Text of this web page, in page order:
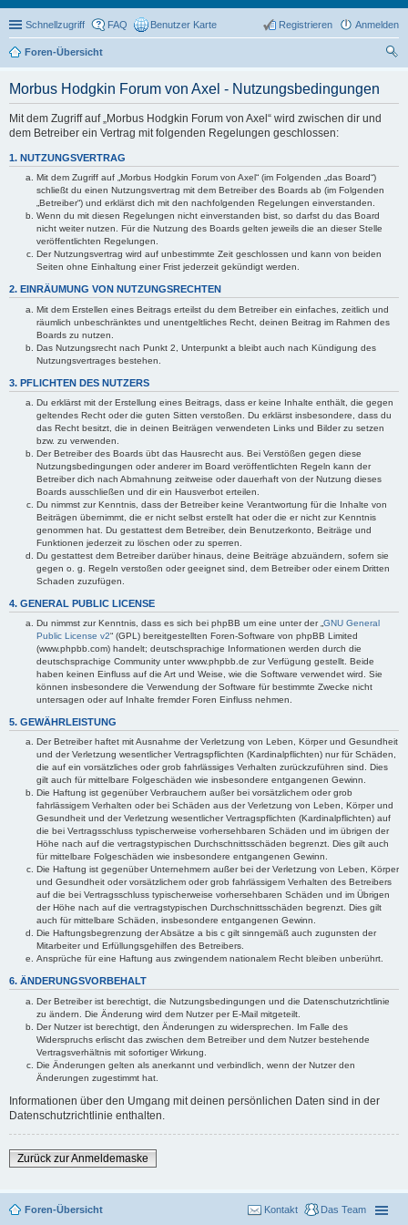
Schnellzugriff FAQ Benutzer Karte Anmelden
Registrieren
Foren-Übersicht
Morbus Hodgkin Forum von Axel - Nutzungsbedingungen
Mit dem Zugriff auf „Morbus Hodgkin Forum von Axel“ wird zwischen dir und
dem Betreiber ein Vertrag mit folgenden Regelungen geschlossen:
1. NUTZUNGSVERTRAG
Mit dem Zugriff auf „Morbus Hodgkin Forum von Axel“ (im Folgenden „das Board“)
schließt du einen Nutzungsvertrag mit dem Betreiber des Boards ab (im Folgenden
„Betreiber“) und erklärst dich mit den nachfolgenden Regelungen einverstanden.
Wenn du mit diesen Regelungen nicht einverstanden bist, so darfst du das Board
nicht weiter nutzen. Für die Nutzung des Boards gelten jeweils die an dieser Stelle
veröffentlichten Regelungen.
Der Nutzungsvertrag wird auf unbestimmte Zeit geschlossen und kann von beiden
Seiten ohne Einhaltung einer Frist jederzeit gekündigt werden.
2. EINRÄUMUNG VON NUTZUNGSRECHTEN
Mit dem Erstellen eines Beitrags erteilst du dem Betreiber ein einfaches, zeitlich und
räumlich unbeschränktes und unentgeltliches Recht, deinen Beitrag im Rahmen des
Boards zu nutzen.
Das Nutzungsrecht nach Punkt 2, Unterpunkt a bleibt auch nach Kündigung des
Nutzungsvertrages bestehen.
3. PFLICHTEN DES NUTZERS
Du erklärst mit der Erstellung eines Beitrags, dass er keine Inhalte enthält, die gegen
geltendes Recht oder die guten Sitten verstoßen. Du erklärst insbesondere, dass du
das Recht besitzt, die in deinen Beiträgen verwendeten Links und Bilder zu setzen
bzw. zu verwenden.
Der Betreiber des Boards übt das Hausrecht aus. Bei Verstößen gegen diese
Nutzungsbedingungen oder anderer im Board veröffentlichten Regeln kann der
Betreiber dich nach Abmahnung zeitweise oder dauerhaft von der Nutzung dieses
Boards ausschließen und dir ein Hausverbot erteilen.
Du nimmst zur Kenntnis, dass der Betreiber keine Verantwortung für die Inhalte von
Beiträgen übernimmt, die er nicht selbst erstellt hat oder die er nicht zur Kenntnis
genommen hat. Du gestattest dem Betreiber, dein Benutzerkonto, Beiträge und
Funktionen jederzeit zu löschen oder zu sperren.
Du gestattest dem Betreiber darüber hinaus, deine Beiträge abzuändern, sofern sie
gegen o. g. Regeln verstoßen oder geeignet sind, dem Betreiber oder einem Dritten
Schaden zuzufügen.
4. GENERAL PUBLIC LICENSE
Du nimmst zur Kenntnis, dass es sich bei phpBB um eine unter der „ GNU General
Public License v2“ (GPL) bereitgestellten Foren-Software von phpBB Limited
(www.phpbb.com) handelt; deutschsprachige Informationen werden durch die
deutschsprachige Community unter www.phpbb.de zur Verfügung gestellt. Beide
haben keinen Einfluss auf die Art und Weise, wie die Software verwendet wird. Sie
können insbesondere die Verwendung der Software für bestimmte Zwecke nicht
untersagen oder auf Inhalte fremder Foren Einfluss nehmen.
5. GEWÄHRLEISTUNG
Der Betreiber haftet mit Ausnahme der Verletzung von Leben, Körper und Gesundheit
und der Verletzung wesentlicher Vertragspflichten (Kardinalpflichten) nur für Schäden,
die auf ein vorsätzliches oder grob fahrlässiges Verhalten zurückzuführen sind. Dies
gilt auch für mittelbare Folgeschäden wie insbesondere entgangenen Gewinn.
Die Haftung ist gegenüber Verbrauchern außer bei vorsätzlichem oder grob
fahrlässigem Verhalten oder bei Schäden aus der Verletzung von Leben, Körper und
Gesundheit und der Verletzung wesentlicher Vertragspflichten (Kardinalpflichten) auf
die bei Vertragsschluss typischerweise vorhersehbaren Schäden und im übrigen der
Höhe nach auf die vertragstypischen Durchschnittsschäden begrenzt. Dies gilt auch
für mittelbare Folgeschäden wie insbesondere entgangenen Gewinn.
Die Haftung ist gegenüber Unternehmern außer bei der Verletzung von Leben, Körper
und Gesundheit oder vorsätzlichem oder grob fahrlässigem Verhalten des Betreibers
auf die bei Vertragsschluss typischerweise vorhersehbaren Schäden und im Übrigen
der Höhe nach auf die vertragstypischen Durchschnittsschäden begrenzt. Dies gilt
auch für mittelbare Schäden, insbesondere entgangenen Gewinn.
Die Haftungsbegrenzung der Absätze a bis c gilt sinngemäß auch zugunsten der
Mitarbeiter und Erfüllungsgehilfen des Betreibers.
Ansprüche für eine Haftung aus zwingendem nationalem Recht bleiben unberührt.
6. ÄNDERUNGSVORBEHALT
Der Betreiber ist berechtigt, die Nutzungsbedingungen und die Datenschutzrichtlinie
zu ändern. Die Änderung wird dem Nutzer per E-Mail mitgeteilt.
Der Nutzer ist berechtigt, den Änderungen zu widersprechen. Im Falle des
Widerspruchs erlischt das zwischen dem Betreiber und dem Nutzer bestehende
Vertragsverhältnis mit sofortiger Wirkung.
Die Änderungen gelten als anerkannt und verbindlich, wenn der Nutzer den
Änderungen zugestimmt hat.
Informationen über den Umgang mit deinen persönlichen Daten sind in der
Datenschutzrichtlinie enthalten.
Zurück zur Anmeldemaske
Foren-Übersicht Das Team
Kontakt